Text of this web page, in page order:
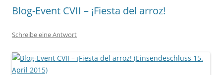
Blog-Event CVII – ¡Fiesta del arroz!
Schreibe eine Antwort